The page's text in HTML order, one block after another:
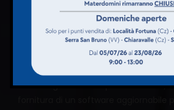
franchising.
GESTIONALE
Considerata la consistenza
referenze, al fine di
gestione del punto affiliato,